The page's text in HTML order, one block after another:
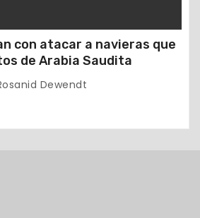
con atacar a navieras que
de Arabia Saudita
Dewendt